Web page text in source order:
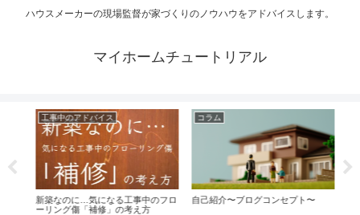
ハウスメーカーの現場監督が家づくりのノウハウをアドバイスします。
マイホームチュートリアル
工事中のアドバイス
新築なのに…気になる工事中のフロ
ーリング傷「補修」の考え方
コラム
自己紹介〜ブログコンセプト〜